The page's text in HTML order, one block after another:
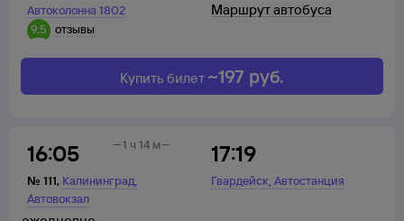
Автоколонна 1802
9,5
отзывы
Маршрут автобуса
Купить билет ~197 руб.
16:05
№ 111, Калининград,
Автовокзал
17:19
Гвардейск,Автостанция
1 ч 14 м